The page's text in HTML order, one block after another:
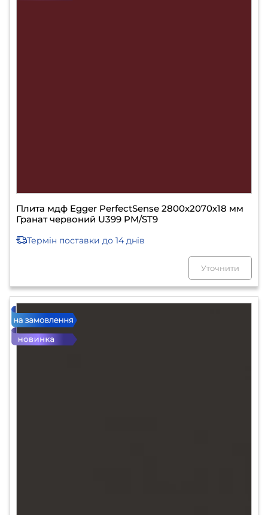
Плита мдф Egger PerfectSense 2800х2070х18 мм
Гранат червоний U399 PM/ST9
Термін поставки до 14 днів
Уточнити